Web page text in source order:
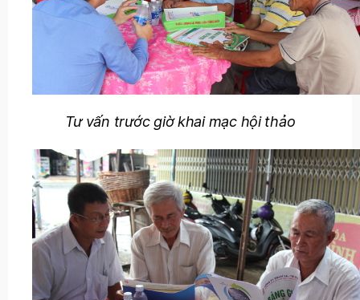
Tư vấn trước giờ khai mạc hội thảo